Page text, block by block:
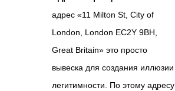
адрес «11 Milton St, City of
London, London EC2Y 9BH,
Great Britain» это просто
вывеска для создания иллюзии
легитимности. По этому адресу